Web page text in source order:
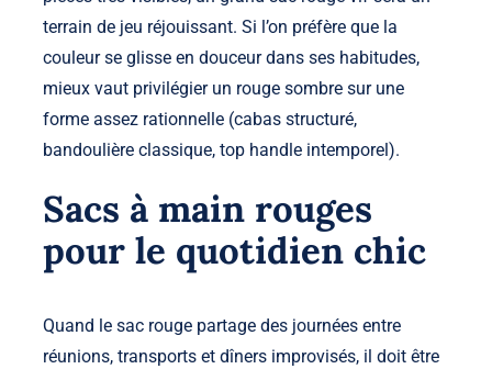
terrain de jeu réjouissant. Si l’on préfère que la
couleur se glisse en douceur dans ses habitudes,
mieux vaut privilégier un rouge sombre sur une
forme assez rationnelle (cabas structuré,
bandoulière classique, top handle intemporel).
Sacs à main rouges
pour le quotidien chic
Quand le sac rouge partage des journées entre
réunions, transports et dîners improvisés, il doit être